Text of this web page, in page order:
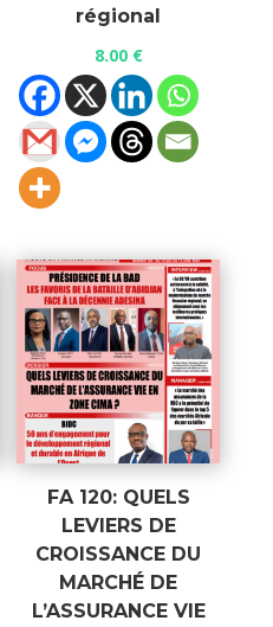
régional
8.00 €
FA 120: QUELS
LEVIERS DE
CROISSANCE DU
MARCHÉ DE
L’ASSURANCE VIE